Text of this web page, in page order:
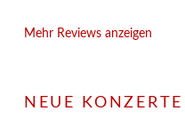
Mehr Reviews anzeigen
NEUE KONZERTE